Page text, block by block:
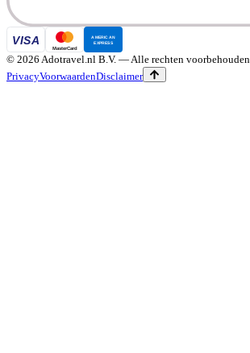
© 2026 Adotravel.nl B.V. — Alle rechten voorbehouden
PrivacyVoorwaardenDisclaimer